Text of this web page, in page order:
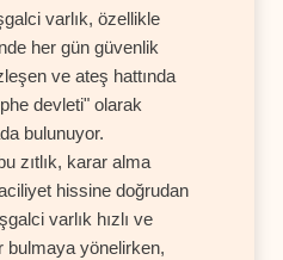
varlık, özellikle
her gün güvenlik
ve ateş hattında
devleti" olarak
bulunuyor.
zıtlık, karar alma
hissine doğrudan
varlık hızlı ve
bulmaya yönelirken,